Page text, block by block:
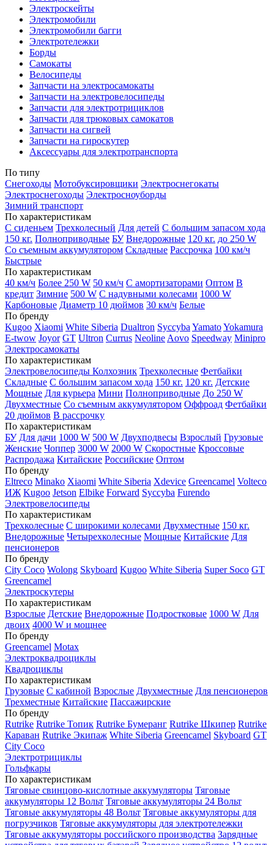
Электроскейты
Электромобили
Электромобили багги
Электротележки
Борды
Самокаты
Велосипеды
Запчасти на электросамокаты
Запчасти на электровелосипеды
Запчасти для электротрициклов
Запчасти для трюковых самокатов
Запчасти на сигвей
Запчасти на гироскутер
Аксессуары для электротранспорта
По типу
Снегоходы Мотобуксировщики Электроснегокаты
Электроснегоходы Электросноуборды
Зимний транспорт
По характеристикам
С сиденьем Трехколесный Для детей С большим запасом хода
150 кг. Полноприводные БУ Внедорожные 120 кг. до 250 W
Со съемным аккумулятором Складные Рассрочка 100 км/ч
Быстрые
По характеристикам
40 км/ч Более 250 W 50 км/ч С амортизаторами Оптом В
кредит Зимние 500 W С надувными колесами 1000 W
Карбоновые Диаметр 10 дюймов 30 км/ч Белые
По бренду
Kugoo Xiaomi White Siberia Dualtron Syccyba YamatoYokamura
E-twow Joyor GT Ultron Currus Neoline Aovo Speedway Minipro
Электросамокаты
По характеристикам
Электровелосипеды Колхозник Трехколесные Фетбайки
Складные С большим запасом хода 150 кг. 120 кг. Детские
Мощные Для курьера Мини Полноприводные До 250 W
Двухместные Со съемным аккумулятором Оффроад Фетбайки
20 дюймов В рассрочку
По характеристикам
БУ Для дачи 1000 W 500 W Двухподвесы Взрослый Грузовые
Женские Чоппер 3000 W 2000 W Скоростные Кроссовые
Распродажа Китайские Российские Оптом
По бренду
Eltreco Minako Xiaomi White Siberia Xdevice Greencamel Volteco
ИЖ Kugoo Jetson Elbike Forward Syccyba Furendo
Электровелосипеды
По характеристикам
Трехколесные С широкими колесами Двухместные 150 кг.
Внедорожные Четырехколесные Мощные Китайские Для
пенсионеров
По бренду
City Coco Wolong Skyboard Kugoo White Siberia Super Soco GT
Greencamel
Электроскутеры
По характеристикам
Взрослые Детские Внедорожные Подростковые 1000 W Для
двоих 4000 W и мощнее
По бренду
Greencamel Motax
Электроквадроциклы
Квадроциклы
По характеристикам
Грузовые С кабиной Взрослые Двухместные Для пенсионеров
Трехместные Китайские Пассажирские
По бренду
Rutrike Rutrike Топик Rutrike Бумеранг Rutrike Шкипер Rutrike
Караван Rutrike Экипаж White Siberia Greencamel Skyboard GT
City Coco
Электротрициклы
Гольфкары
По характеристикам
Тяговые свинцово-кислотные аккумуляторы Тяговые
аккумуляторы 12 Вольт Тяговые аккумуляторы 24 Вольт
Тяговые аккумуляторы 48 Вольт Тяговые аккумуляторы для
погрузчиков Тяговые аккумуляторы для электротележки
Тяговые аккумуляторы российского производства Зарядные